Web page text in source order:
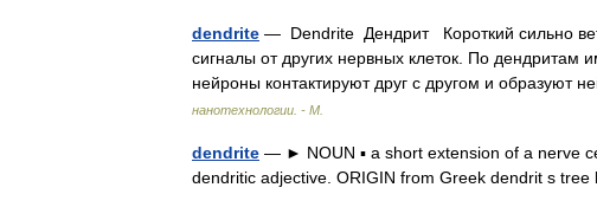
dendrite — Dendrite Дендрит Короткий сильно
сигналы от других нервных клеток. По дендритам
нейроны контактируют друг с другом и
нанотехнологии. - М.
dendrite — ► NOUN ▪ a short extension of a nerve
dendritic adjective. ORIGIN from Greek dendrit s